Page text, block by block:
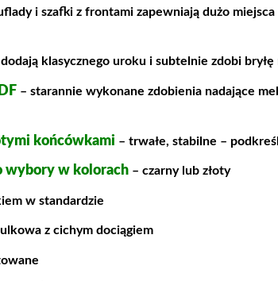
i szafki z frontami zapewniają dużo
klasycznego uroku i subtelnie zdobi bryłę
– starannie wykonane zdobienia nadające
końcówkami – trwałe, stabilne –
wybory w kolorach – czarny lub złoty
w standardzie
z cichym dociągiem